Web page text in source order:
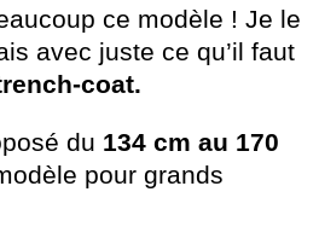
ce modèle ! Je le
avec juste ce qu’il faut
coat.
du 134 cm au 170
pour grands